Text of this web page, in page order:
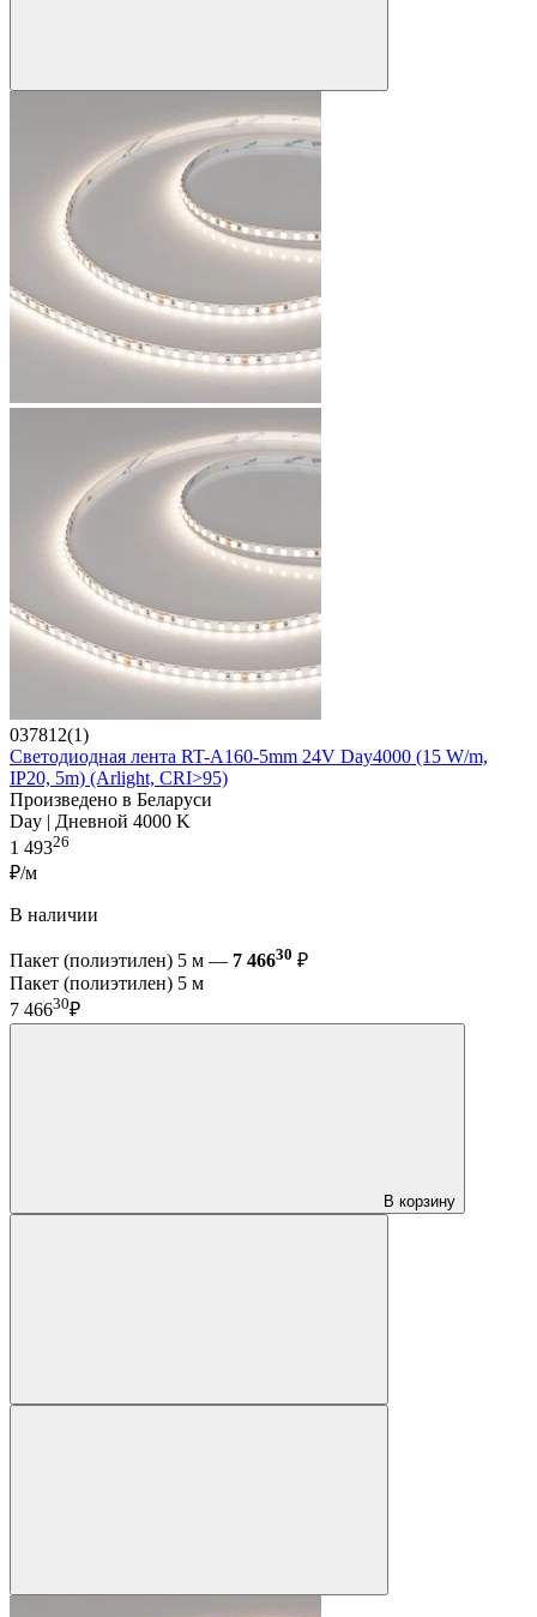
037812(1)
Светодиодная лента RT-A160-5mm 24V Day4000 (15 W/m,
IP20, 5m) (Arlight, CRI>95)
Произведено в Беларуси
Day | Дневной 4000 K
1 49326
₽/м
В наличии
Пакет (полиэтилен) 5 м — 7 46630 ₽
Пакет (полиэтилен) 5 м
7 46630₽
В корзину